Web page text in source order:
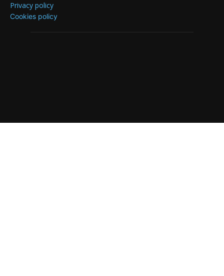
Privacy policy
Cookies policy